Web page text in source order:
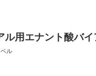
用エナント酸バ
ル